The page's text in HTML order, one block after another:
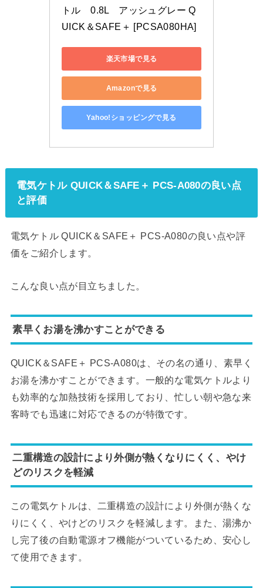
トル　0.8L　アッシュグレー Q
UICK＆SAFE＋ [PCSA080HA]
楽天市場で見る
Amazonで見る
Yahoo!ショッピングで見る
電気ケトル QUICK＆SAFE＋ PCS-A080の良い点
と評価
電気ケトル QUICK＆SAFE＋ PCS-A080の良い点や評
価をご紹介します。
こんな良い点が目立ちました。
素早くお湯を沸かすことができる
QUICK＆SAFE＋ PCS-A080は、その名の通り、素早く
お湯を沸かすことができます。一般的な電気ケトルより
も効率的な加熱技術を採用しており、忙しい朝や急な来
客時でも迅速に対応できるのが特徴です。
二重構造の設計により外側が熱くなりにくく、やけ
どのリスクを軽減
この電気ケトルは、二重構造の設計により外側が熱くな
りにくく、やけどのリスクを軽減します。また、湯沸か
し完了後の自動電源オフ機能がついているため、安心し
て使用できます。